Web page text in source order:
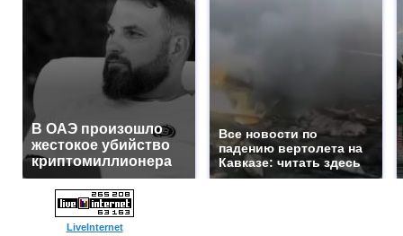
В ОАЭ произошло
жестокое убийство
криптомиллионера
Все новости по
падению вертолета на
Кавказе: читать здесь
LiveInternet